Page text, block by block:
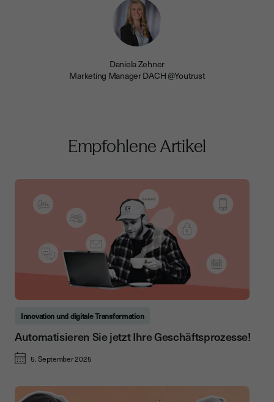
Daniela Zehner
Marketing Manager DACH @Youtrust
Empfohlene Artikel
Innovation und digitale Transformation
Automatisieren Sie jetzt Ihre Geschäftsprozesse!
5. September 2025